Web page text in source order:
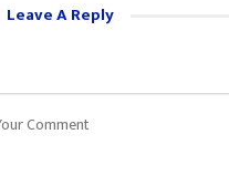
Leave A Reply